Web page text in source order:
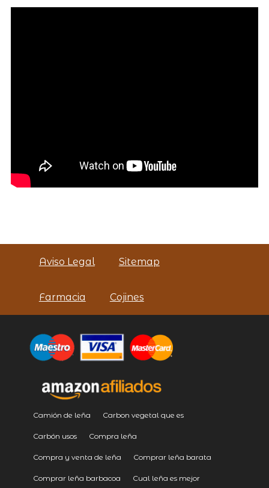
Aviso Legal Sitemap
Farmacia Cojines
Camión de leña Carbon vegetal que es
Carbón usos Compra leña
Compra y venta de leña Comprar leña barata
Comprar leña barbacoa Cual leña es mejor